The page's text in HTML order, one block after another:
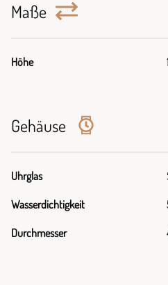
Maße
Höhe
Gehäuse
Uhrglas
Wasserdichtigkeit
Durchmesser